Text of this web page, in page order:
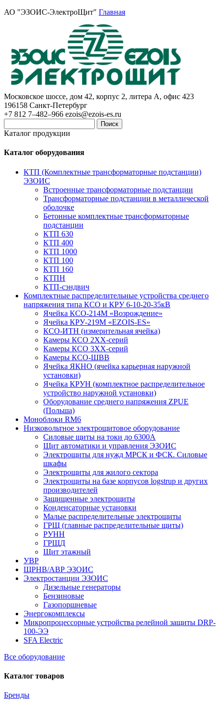
АО "ЭЗОИС-ЭлектроЩит" Главная
Московское шоссе, дом 42, корпус 2, литера А, офис 423
196158 Санкт-Петербург
+7 812 7–482–966 ezois@ezois-es.ru
Поиск
Каталог продукции
Каталог оборудования
КТП (Комплектные трансформаторные подстанции)
ЭЗОИС
Встроенные трансформаторные подстанции
Трансформаторные подстанции в металлической
оболочке
Бетонные комплектные трансформаторные
подстанции
КТП 630
КТП 400
КТП 1000
КТП 100
КТП 160
КТПН
КТП-сэндвич
Комплектные распределительные устройства среднего
напряжения типа КСО и КРУ 6-10-20-35кВ
Ячейка КСО-214М «Возрождение»
Ячейка КРУ-219М «EZOIS-ES»
КСО-ИТН (измерительная ячейка)
Камеры КСО 2ХХ-серий
Камеры КСО 3ХХ-серий
Камеры КСО-ШВВ
Ячейка ЯКНО (ячейка карьерная наружной
установки)
Ячейка КРУН (комплектное распределительное
устройство наружной установки)
Оборудование среднего напряжения ZPUE
(Польша)
Моноблоки RM6
Низковольтное электрощитовое оборудование
Силовые щиты на токи до 6300А
Щит автоматики и управления ЭЗОИС
Электрощиты для нужд МРСК и ФСК. Силовые
шкафы
Электрощиты для жилого сектора
Электрощиты на базе корпусов logstrup и других
производителей
Защищенные электрощиты
Конденсаторные установки
Малые распределительные электрощиты
ГРЩ (главные распределительные щиты)
РУНН
ГРЩД
Щит этажный
УВР
ЩРНВ/АВР ЭЗОИС
Электростанции ЭЗОИС
Дизельные генераторы
Бензиновые
Газопоршневые
Энергокомплексы
Микропроцессорные устройства релейной защиты DRP-
100-ЭЭ
SFA Electric
Все оборудование
Каталог товаров
Бренды